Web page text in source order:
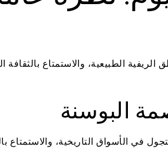
والمناطق الريفية الطبيعية، والاستمتاع
في الأسواق التاريخية، والاستمتاع